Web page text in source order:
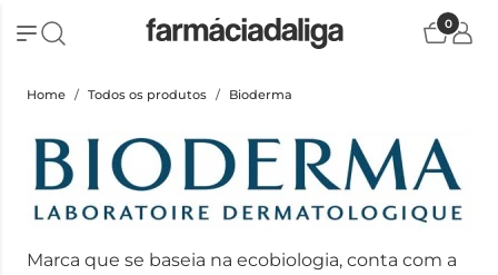
0
Home Todos os produtos Bioderma
Marca que se baseia na ecobiologia, conta com a